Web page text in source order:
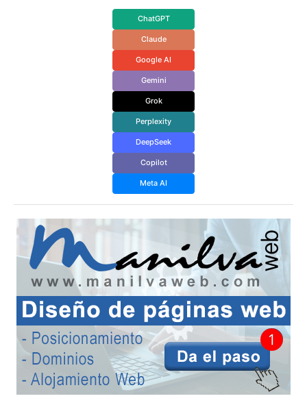
ChatGPT
Claude
Google AI
Gemini
Grok
Perplexity
DeepSeek
Copilot
Meta AI